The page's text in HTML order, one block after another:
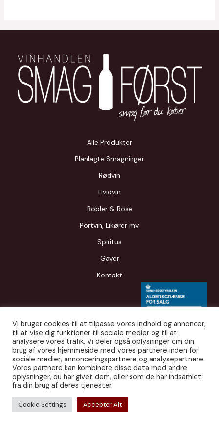
Alle Produkter
Planlagte Smagninger
Rødvin
Hvidvin
Bobler & Rosé
Portvin, Likører mv.
Spiritus
Gaver
Kontakt
© 2026 Smag Først. Udgivet af
Vi bruger cookies til at tilpasse vores indhold og annoncer,
til at vise dig funktioner til sociale medier og til at
analysere vores trafik. Vi deler også oplysninger om din
brug af vores hjemmeside med vores partnere inden for
sociale medier, annonceringspartnere og analysepartnere.
Vores partnere kan kombinere disse data med andre
oplysninger, du har givet dem, eller som de har indsamlet
fra din brug af deres tjenester.
Cookie Settings Accepter Alt